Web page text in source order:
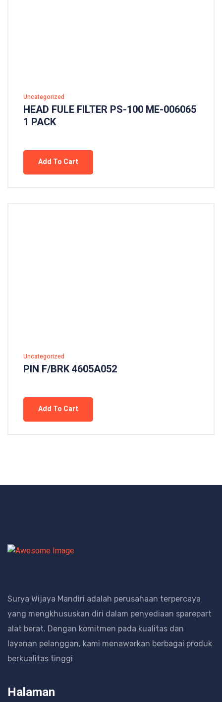
Uncategorized
HEAD FULE FILTER PS-100 ME-006065
1 PACK
Add To Cart
Uncategorized
PIN F/BRK 4605A052
Add To Cart
Surya Wijaya Mandiri adalah perusahaan terpercaya
yang mengkhususkan diri dalam penyediaan sparepart
alat berat. Dengan komitmen pada kualitas dan
layanan pelanggan, kami menawarkan berbagai produk
berkualitas tinggi
Halaman